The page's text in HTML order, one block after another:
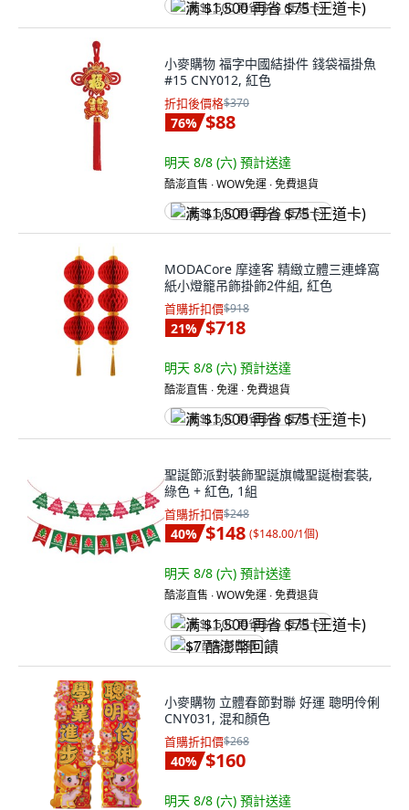
满 $1,500 再省 $75 (王道卡)
小麥購物 福字中國結掛件 錢袋福掛魚
#15 CNY012, 紅色
折扣後價格$370
76% $88
明天 8/8 (六) 預計送達
酷澎直售 ∙ WOW免運 ∙ 免費退貨
满 $1,500 再省 $75 (王道卡)
MODACore 摩達客 精緻立體三連蜂窩
紙小燈籠吊飾掛飾2件組, 紅色
首購折扣價$918
21% $718
明天 8/8 (六) 預計送達
酷澎直售 ∙ 免運 ∙ 免費退貨
满 $1,500 再省 $75 (王道卡)
聖誕節派對裝飾聖誕旗幟聖誕樹套裝,
綠色 + 紅色, 1組
首購折扣價$248
40% $148 ($148.00/1個)
明天 8/8 (六) 預計送達
酷澎直售 ∙ WOW免運 ∙ 免費退貨
满 $1,500 再省 $75 (王道卡)
$7 酷澎幣回饋
小麥購物 立體春節對聯 好運 聰明伶俐
CNY031, 混和顏色
首購折扣價$268
40% $160
明天 8/8 (六) 預計送達